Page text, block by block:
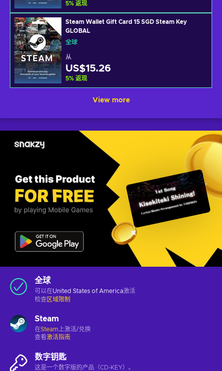
5% 返现
Steam Wallet Gift Card 15 SGD Steam Key
GLOBAL
全球
从
US$15.26
5% 返现
View more
全球
可以在United States of America激活
检查 区域限制
Steam
在Steam 上激活/兑换
查看激活指南
数字钥匙
这是一个数字版的产品（CD-KEY）。